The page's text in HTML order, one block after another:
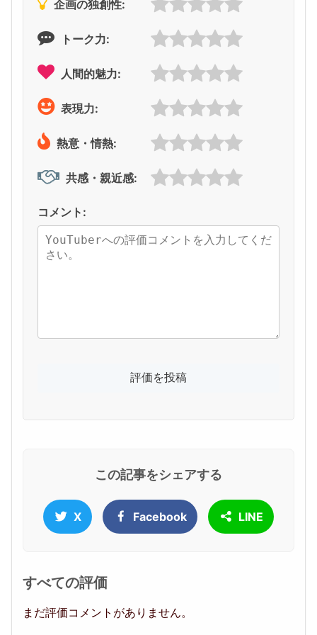
企画の独創性:
トーク力:
人間的魅力:
表現力:
熱意・情熱:
共感・親近感:
コメント:
この記事をシェアする
X Facebook LINE
すべての評価
まだ評価コメントがありません。